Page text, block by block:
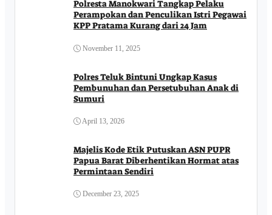
Polresta Manokwari Tangkap Pelaku
Perampokan dan Penculikan Istri Pegawai
KPP Pratama Kurang dari 24 Jam
November 11, 2025
Polres Teluk Bintuni Ungkap Kasus
Pembunuhan dan Persetubuhan Anak di
Sumuri
April 13, 2026
Majelis Kode Etik Putuskan ASN PUPR
Papua Barat Diberhentikan Hormat atas
Permintaan Sendiri
December 23, 2025